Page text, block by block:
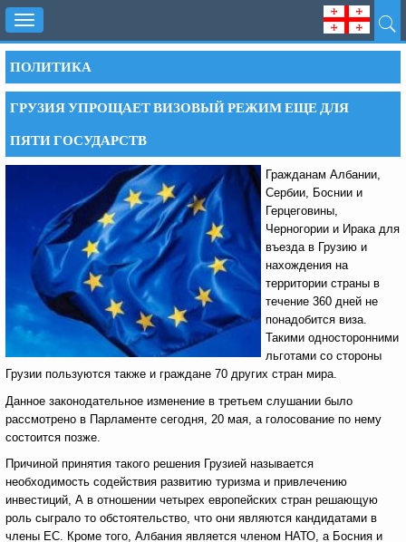
Toggle
navigation
ПОЛИТИКА
ГРУЗИЯ УПРОЩАЕТ ВИЗОВЫЙ РЕЖИМ ЕЩЕ ДЛЯ
ПЯТИ ГОСУДАРСТВ
Гражданам Албании,
Сербии, Боснии и
Герцеговины,
Черногории и Ирака для
въезда в Грузию и
нахождения на
территории страны в
течение 360 дней не
понадобится виза.
Такими односторонними
льготами со стороны
Грузии пользуются также и граждане 70 других стран мира.
Данное законодательное изменение в третьем слушании было
рассмотрено в Парламенте сегодня, 20 мая, а голосование по нему
состоится позже.
Причиной принятия такого решения Грузией называется
необходимость содействия развитию туризма и привлечению
инвестиций, А в отношении четырех европейских стран решающую
роль сыграло то обстоятельство, что они являются кандидатами в
члены ЕС. Кроме того, Албания является членом НАТО, а Босния и